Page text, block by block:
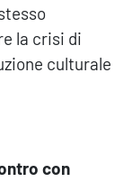
la crisi di
culturale
con